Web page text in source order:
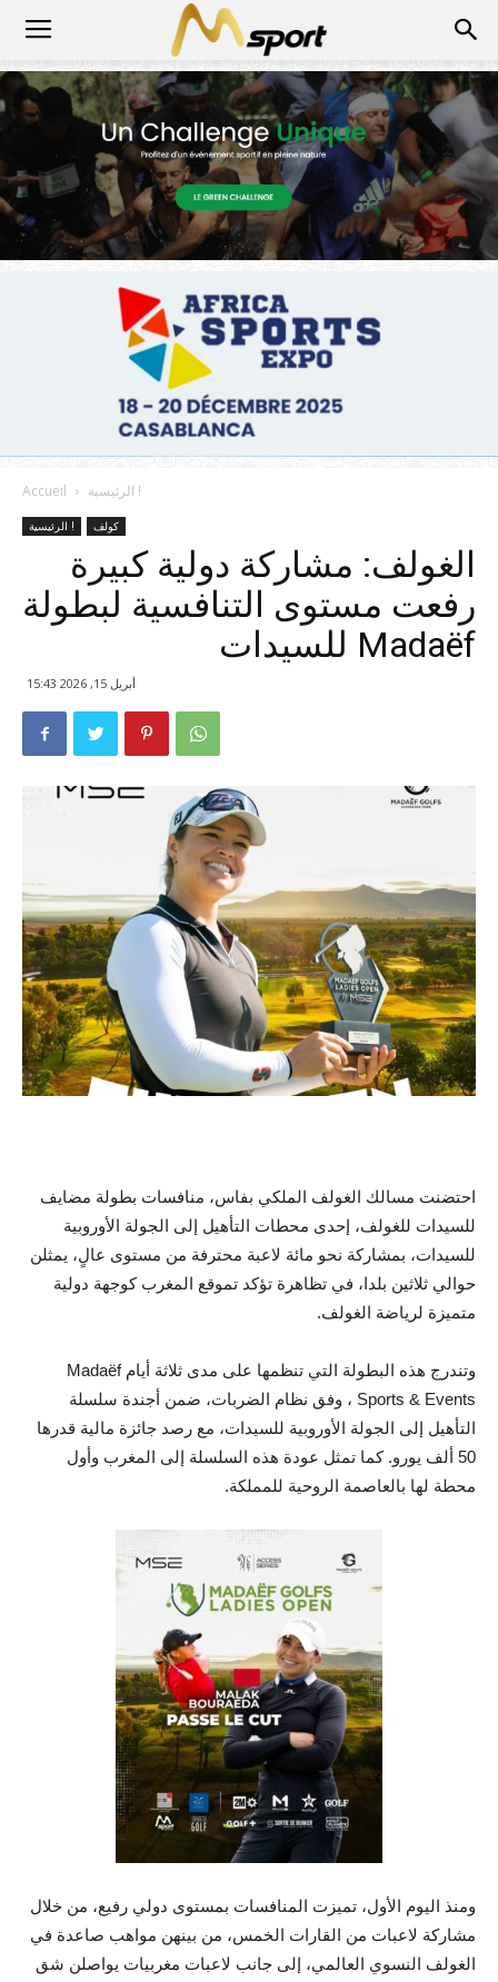
Accueil الرئيسية !
الرئيسية ! كولف
الغولف: مشاركة دولية كبيرة
رفعت مستوى التنافسية لبطولة
Madaëf للسيدات
أبريل 15, 2026 15:43
احتضنت مسالك الغولف الملكي بفاس، منافسات بطولة مضايف
للسيدات للغولف، إحدى محطات التأهيل إلى الجولة الأوروبية
للسيدات، بمشاركة نحو مائة لاعبة محترفة من مستوى عالٍ، يمثلن
حوالي ثلاثين بلدا، في تظاهرة تؤكد تموقع المغرب كوجهة دولية
متميزة لرياضة الغولف.
وتندرج هذه البطولة التي تنظمها على مدى ثلاثة أيام Madaëf
Sports & Events ، وفق نظام الضربات، ضمن أجندة سلسلة
التأهيل إلى الجولة الأوروبية للسيدات، مع رصد جائزة مالية قدرها
50 ألف يورو. كما تمثل عودة هذه السلسلة إلى المغرب وأول
محطة لها بالعاصمة الروحية للمملكة.
ومنذ اليوم الأول، تميزت المنافسات بمستوى دولي رفيع، من خلال
مشاركة لاعبات من القارات الخمس، من بينهن مواهب صاعدة في
الغولف النسوي العالمي، إلى جانب لاعبات مغربيات يواصلن شق